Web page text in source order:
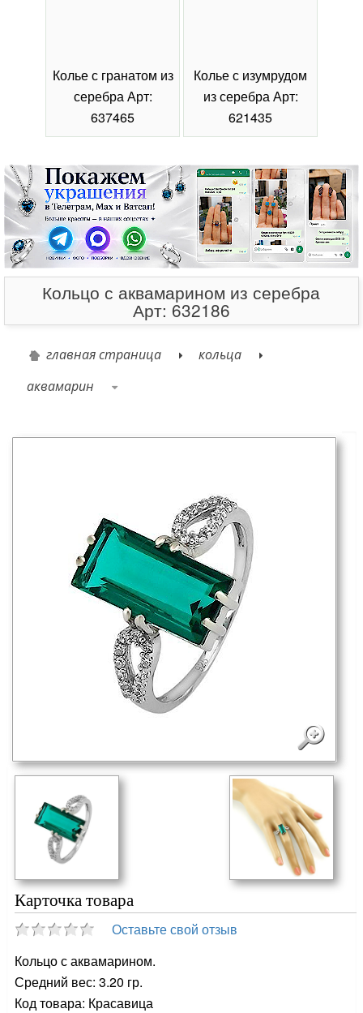
Колье с гранатом из
серебра Арт:
637465
Колье с изумрудом
из серебра Арт:
621435
Кольцо с аквамарином из серебра
Арт: 632186
главная страница
кольца
аквамарин
Карточка товара
Оставьте свой отзыв
Кольцо с аквамарином.
Средний вес: 3.20 гр.
Код товара: Красавица